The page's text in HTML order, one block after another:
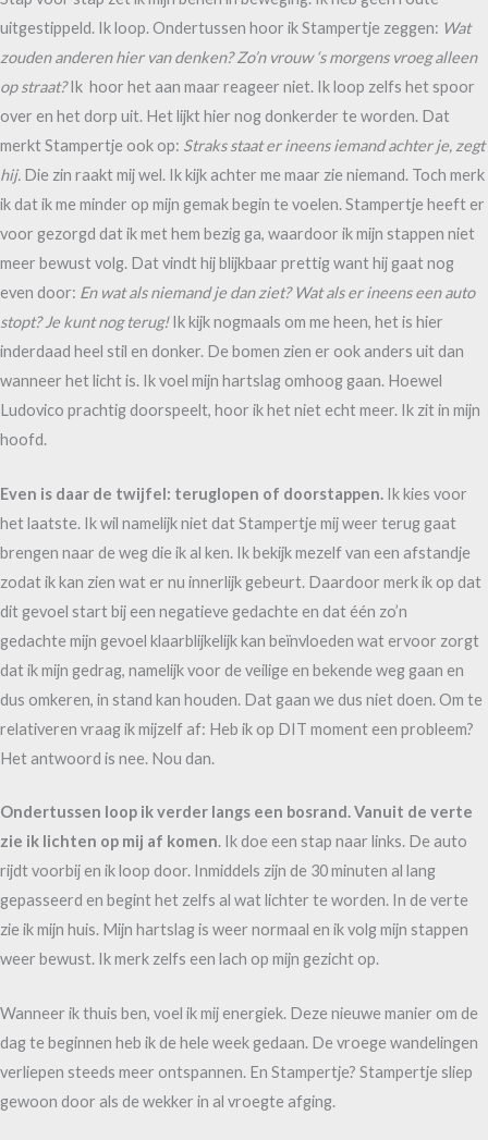
uitgestippeld. Ik loop. Ondertussen hoor ik Stampertje zeggen: Wat
zouden anderen hier van denken? Zo’n vrouw ‘s morgens vroeg alleen
op straat?Ik hoor het aan maar reageer niet. Ik loop zelfs het spoor
over en het dorp uit. Het lijkt hier nog donkerder te worden. Dat
merkt Stampertje ook op: Straks staat er ineens iemand achter je, zegt
hij. Die zin raakt mij wel. Ik kijk achter me maar zie niemand. Toch merk
ik dat ik me minder op mijn gemak begin te voelen. Stampertje heeft er
voor gezorgd dat ik met hem bezig ga, waardoor ik mijn stappen niet
meer bewust volg. Dat vindt hij blijkbaar prettig want hij gaat nog
even door: En wat als niemand je dan ziet? Wat als er ineens een auto
stopt? Je kunt nog terug!Ik kijk nogmaals om me heen, het is hier
inderdaad heel stil en donker. De bomen zien er ook anders uit dan
wanneer het licht is. Ik voel mijn hartslag omhoog gaan. Hoewel
Ludovico prachtig doorspeelt, hoor ik het niet echt meer. Ik zit in mijn
hoofd.
Even is daar de twijfel: teruglopen of doorstappen. Ik kies voor
het laatste. Ik wil namelijk niet dat Stampertje mij weer terug gaat
brengen naar de weg die ik al ken. Ik bekijk mezelf van een afstandje
zodat ik kan zien wat er nu innerlijk gebeurt. Daardoor merk ik op dat
dit gevoel start bij een negatieve gedachte en dat één zo’n
gedachte mijn gevoel klaarblijkelijk kan beïnvloeden wat ervoor zorgt
dat ik mijn gedrag, namelijk voor de veilige en bekende weg gaan en
dus omkeren, in stand kan houden. Dat gaan we dus niet doen. Om te
relativeren vraag ik mijzelf af: Heb ik op DIT moment een probleem?
Het antwoord is nee. Nou dan.
Ondertussen loop ik verder langs een bosrand. Vanuit de verte
zie ik lichten op mij af komen. Ik doe een stap naar links. De auto
rijdt voorbij en ik loop door. Inmiddels zijn de 30 minuten al lang
gepasseerd en begint het zelfs al wat lichter te worden. In de verte
zie ik mijn huis. Mijn hartslag is weer normaal en ik volg mijn stappen
weer bewust. Ik merk zelfs een lach op mijn gezicht op.
Wanneer ik thuis ben, voel ik mij energiek. Deze nieuwe manier om de
dag te beginnen heb ik de hele week gedaan. De vroege wandelingen
verliepen steeds meer ontspannen. En Stampertje? Stampertje sliep
gewoon door als de wekker in al vroegte afging.